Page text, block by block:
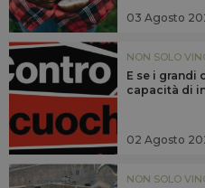
03 Agosto
NON SOLO
E se i grandi
capacità di
02 Agosto
NON SOLO